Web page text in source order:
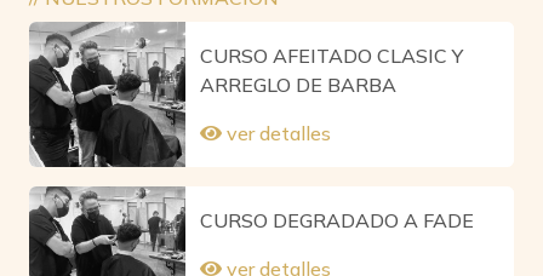
CURSO AFEITADO CLASIC Y
ARREGLO DE BARBA
ver detalles
CURSO DEGRADADO A FADE
ver detalles